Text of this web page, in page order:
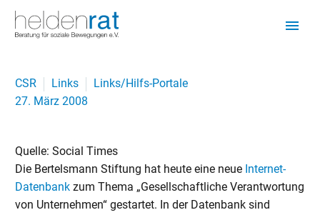
CSR Links
Links/Hilfs-Portale
27. März 2008
Quelle: Social Times
Die Bertelsmann Stiftung hat heute eine neue Internet-
Datenbank zum Thema „Gesellschaftliche Verantwortung
von Unternehmen“ gestartet. In der Datenbank sind